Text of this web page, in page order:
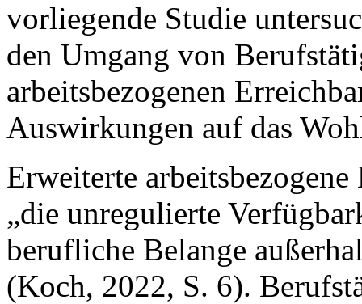
vorliegende Studie
den Umgang von
arbeitsbezogenen
Auswirkungen auf das
Erweiterte
„die unregulierte
berufliche Belange
(Koch, 2022, S. 6).